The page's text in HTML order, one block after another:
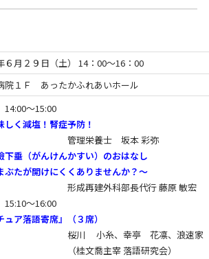
６月２９日（土） 14：00～16：00
院１Ｆ あったかふれあいホール
14:00～15:00
しく減塩！腎症予防！
栄養士 坂本彩弥
下垂（がんけんかすい）のおはなし
が開けにくくありませんか？～
再建外科部長代行藤原敏宏
15:10～16:00
ュア落語寄席』（３席）
桜川 小糸、幸亭 花凛、浪速家
文喬主宰 落語研究会）